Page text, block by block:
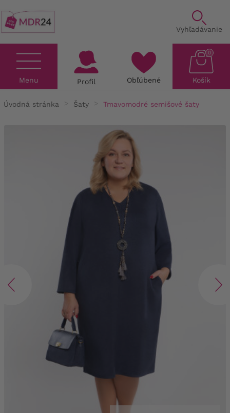
Vyhľadávanie
Menu Profil Obľúbené Košík
0
Úvodná stránka Šaty Tmavomodré semišové šaty